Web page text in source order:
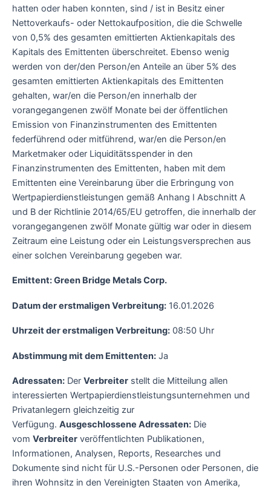
hatten oder haben konnten, sind / ist in Besitz einer
Nettoverkaufs- oder Nettokaufposition, die die Schwelle
von 0,5% des gesamten emittierten Aktienkapitals des
Kapitals des Emittenten überschreitet. Ebenso wenig
werden von der/den Person/en Anteile an über 5% des
gesamten emittierten Aktienkapitals des Emittenten
gehalten, war/en die Person/en innerhalb der
vorangegangenen zwölf Monate bei der öffentlichen
Emission von Finanzinstrumenten des Emittenten
federführend oder mitführend, war/en die Person/en
Marketmaker oder Liquiditätsspender in den
Finanzinstrumenten des Emittenten, haben mit dem
Emittenten eine Vereinbarung über die Erbringung von
Wertpapierdienstleistungen gemäß Anhang I Abschnitt A
und B der Richtlinie 2014/65/EU getroffen, die innerhalb der
vorangegangenen zwölf Monate gültig war oder in diesem
Zeitraum eine Leistung oder ein Leistungsversprechen aus
einer solchen Vereinbarung gegeben war.
Emittent: Green Bridge Metals Corp.
Datum der erstmaligen Verbreitung: 16.01.2026
Uhrzeit der erstmaligen Verbreitung: 08:50 Uhr
Abstimmung mit dem Emittenten: Ja
Adressaten: Der Verbreiter stellt die Mitteilung allen
interessierten Wertpapierdienstleistungsunternehmen und
Privatanlegern gleichzeitig zur
Verfügung. Ausgeschlossene Adressaten: Die
vom Verbreiter veröffentlichten Publikationen,
Informationen, Analysen, Reports, Researches und
Dokumente sind nicht für U.S.-Personen oder Personen, die
ihren Wohnsitz in den Vereinigten Staaten von Amerika,